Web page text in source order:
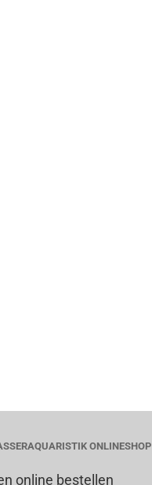
ONLINESHOP
online bestellen